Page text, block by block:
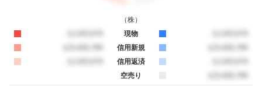
（株）
現物
信用新規
信用返済
空売り